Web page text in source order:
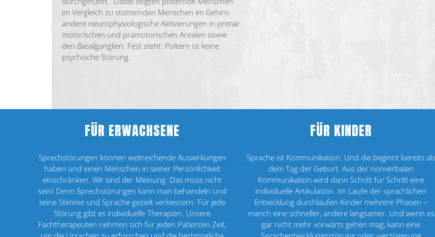
im Vergleich zu stotternden Menschen im Gehirn
andere neurophysiologische Aktivierungen in primär
motorischen und prämotorischen Arealen sowie
den Basalganglien. Fest steht: Poltern ist keine
psychische Störung.
FÜR ERWACHSENE
Sprechstörungen können weitreichende Aus­wirkungen
haben und einen Menschen in seiner Persönlichkeit
einschränken. Wir sind der Meinung: Das muss nicht
sein! Denn Sprechstörungen kann man behandeln und
seine Stimme und Sprache gezielt verbessern. Für jede
Störung gibt es individuelle Therapien. Unsere
Fachtherapeuten nehmen sich für jeden Patienten Zeit,
FÜR KINDER
Sprache ist Kommunikation. Und die beginnt bereits ab
dem Tag der Geburt. Aus der nonverbalen
Kommunikation wird dann Schritt für Schritt eine
individuelle Artikulation. Im Laufe der sprachlichen
Entwicklung durchlaufen Kinder mehrere Phasen –
manch eine schneller, andere langsamer. Und wenn es
gar nicht mehr vorwärts gehen mag, kann eine